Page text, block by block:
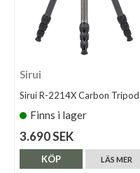
Sirui
Sirui R-2214X Carbon Tripod
Finns i lager
3.690 SEK
LÄS MER
KÖP